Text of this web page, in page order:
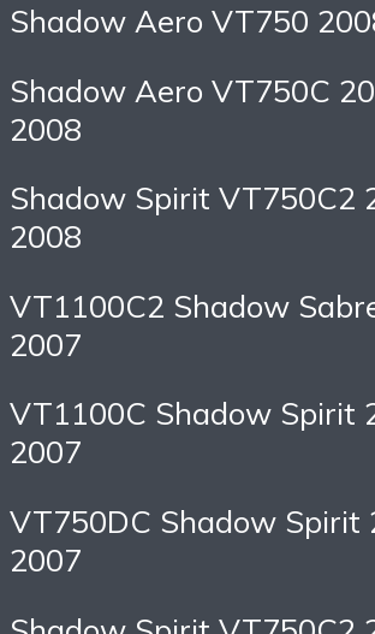
Shadow Aero VT750
Shadow Aero VT750C
2008
Shadow Spirit VT750C2
2008
VT1100C2 Shadow
2007
VT1100C Shadow Spirit
2007
VT750DC Shadow
2007